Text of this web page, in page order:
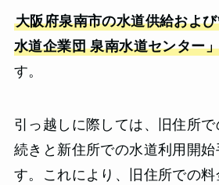
大阪府泉南市の水道供給およ
水道企業団 泉南水道センター
す。
引っ越しに際しては、旧住所
続きと新住所での水道利用開
す。これにより、旧住所での